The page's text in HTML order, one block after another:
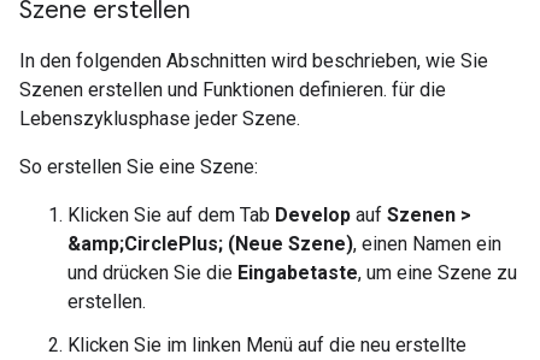
Szene erstellen
In den folgenden Abschnitten wird beschrieben, wie Sie
Szenen erstellen und Funktionen definieren. für die
Lebenszyklusphase jeder Szene.
So erstellen Sie eine Szene:
Klicken Sie auf dem Tab Develop auf Szenen >
&amp;CirclePlus; (Neue Szene), einen Namen ein
und drücken Sie die Eingabetaste, um eine Szene zu
erstellen.
Klicken Sie im linken Menü auf die neu erstellte